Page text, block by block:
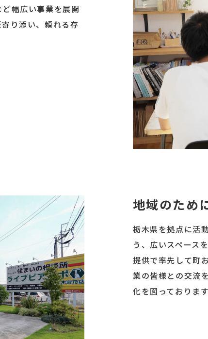
幅広い事業を展開
り添い、頼れる存
地域のため
栃木県を拠点に活
う、広いスペース
提供で率先して町
業の皆様との交流
化を図っておりま